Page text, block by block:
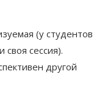
(у студентов
своя сессия).
другой